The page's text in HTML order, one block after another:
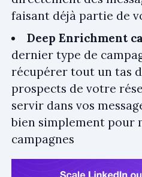
faisant déjà partie de
Deep Enrichment
dernier type de
récupérer tout un tas
prospects de votre
servir dans vos
bien simplement pour
campagnes